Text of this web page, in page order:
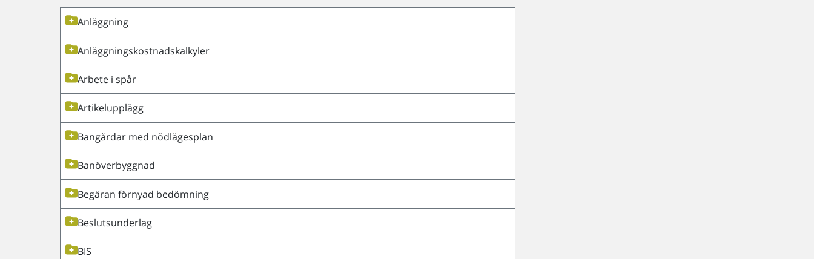
Anläggning
Anläggningskostnadskalkyler
Arbete i spår
Artikelupplägg
Bangårdar med nödlägesplan
Banöverbyggnad
Begäran förnyad bedömning
Beslutsunderlag
BIS